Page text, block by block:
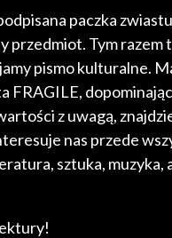
paczka
przedmiot. Tym razem
pismo kulturalne.
FRAGILE,
z uwagą,
nas przede
sztuka, muzyka,